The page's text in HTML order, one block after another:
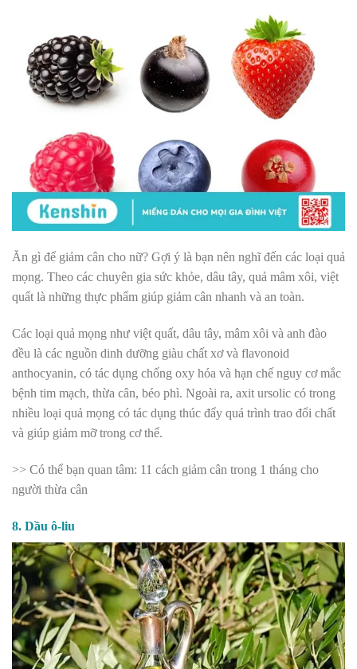
Ăn gì để giảm cân cho nữ? Gợi ý là bạn nên nghĩ đến các loại quả
mọng. Theo các chuyên gia sức khỏe, dâu tây, quả mâm xôi, việt
quất là những thực phẩm giúp giảm cân nhanh và an toàn.
Các loại quả mọng như việt quất, dâu tây, mâm xôi và anh đào
đều là các nguồn dinh dưỡng giàu chất xơ và flavonoid
anthocyanin, có tác dụng chống oxy hóa và hạn chế nguy cơ mắc
bệnh tim mạch, thừa cân, béo phì. Ngoài ra, axit ursolic có trong
nhiều loại quả mọng có tác dụng thúc đẩy quá trình trao đổi chất
và giúp giảm mỡ trong cơ thể.
>> Có thể bạn quan tâm: 11 cách giảm cân trong 1 tháng cho
người thừa cân
8. Dầu ô-liu